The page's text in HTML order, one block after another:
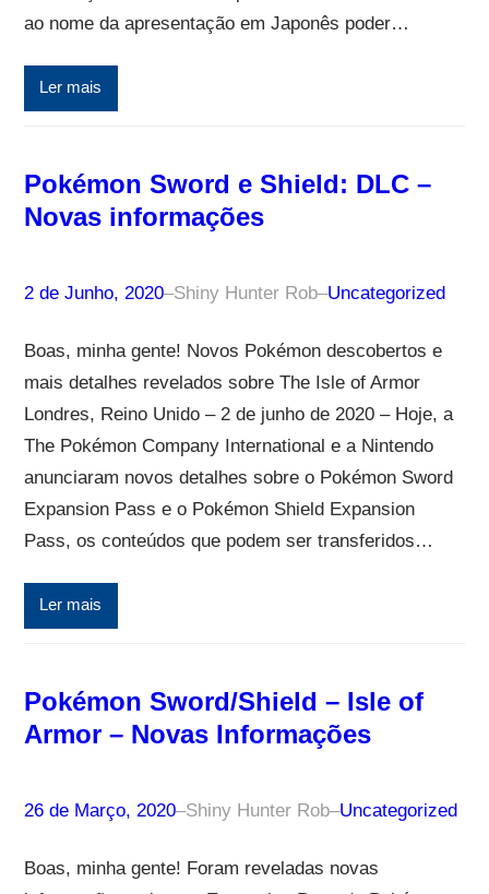
ao nome da apresentação em Japonês poder…
Ler mais
Pokémon Sword e Shield: DLC –
Novas informações
2 de Junho, 2020–Shiny Hunter Rob–Uncategorized
Boas, minha gente! Novos Pokémon descobertos e
mais detalhes revelados sobre The Isle of Armor
Londres, Reino Unido – 2 de junho de 2020 – Hoje, a
The Pokémon Company International e a Nintendo
anunciaram novos detalhes sobre o Pokémon Sword
Expansion Pass e o Pokémon Shield Expansion
Pass, os conteúdos que podem ser transferidos…
Ler mais
Pokémon Sword/Shield – Isle of
Armor – Novas Informações
26 de Março, 2020–Shiny Hunter Rob–Uncategorized
Boas, minha gente! Foram reveladas novas